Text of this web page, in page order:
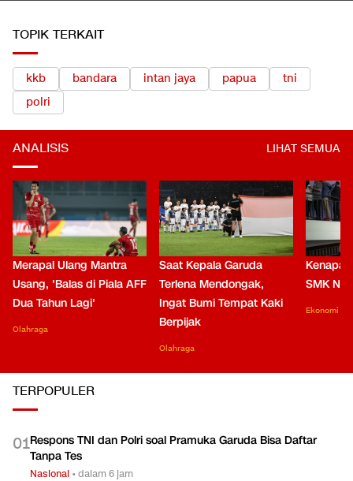
TOPIK TERKAIT
kkb bandara intan jaya papua
tni
polri
ANALISIS LIHAT SEMUA
Merapal Ulang Mantra
Usang, 'Balas di Piala AFF
Dua Tahun Lagi'
Olahraga
Saat Kepala Garuda
Terlena Mendongak,
Ingat Bumi Tempat Kaki
Berpijak
Olahraga
Kenapa
SMK
Ekonomi
TERPOPULER
01Respons TNI dan Polri soal Pramuka Garuda Bisa Daftar
Tanpa Tes
Nasional •dalam 6 jam